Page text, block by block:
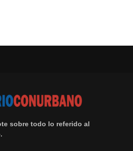
sobre todo lo referido al